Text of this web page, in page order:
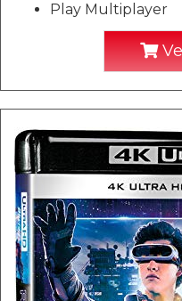
Play Multiplayer